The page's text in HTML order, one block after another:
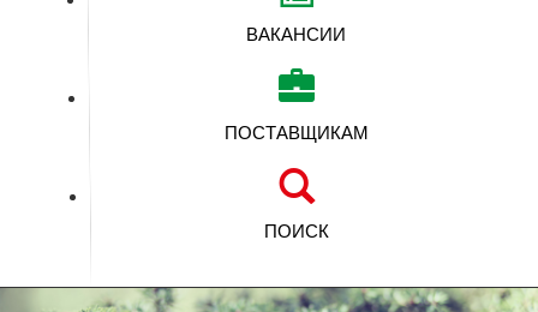
ВАКАНСИИ
ПОСТАВЩИКАМ
ПОИСК